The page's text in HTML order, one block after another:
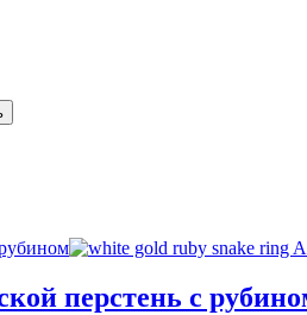
перстень с